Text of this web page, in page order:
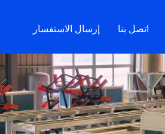
اتصل بنا إرسال الاستفسار